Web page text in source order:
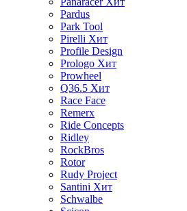
Pardus
Park Tool
Pirelli Хит
Profile Design
Prologo Хит
Prowheel
Q36.5 Хит
Race Face
Remerx
Ride Concepts
Ridley
RockBros
Rotor
Rudy Project
Santini Хит
Schwalbe